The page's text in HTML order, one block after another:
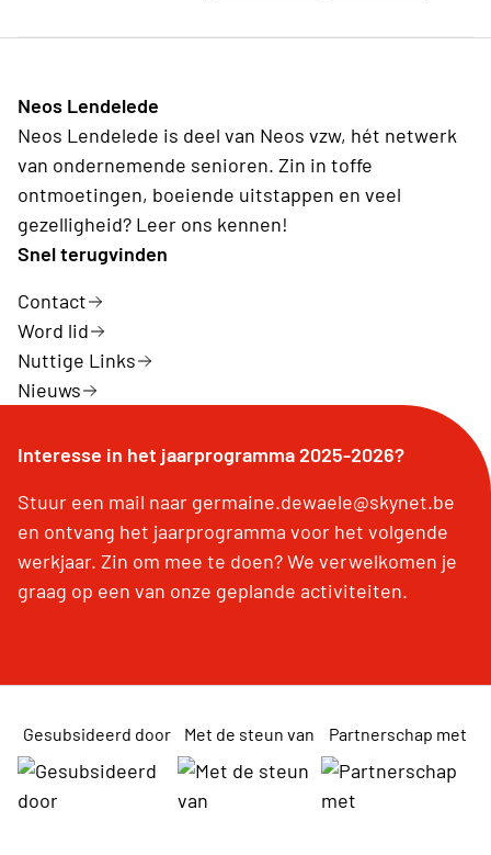
Neos Lendelede
Neos Lendelede is deel van Neos vzw, hét netwerk
van ondernemende senioren. Zin in toffe
ontmoetingen, boeiende uitstappen en veel
gezelligheid? Leer ons kennen!
Snel terugvinden
Contact
Word lid
Nuttige Links
Nieuws
Interesse in het jaarprogramma 2025-2026?
Stuur een mail naar germaine.dewaele@skynet.be
en ontvang het jaarprogramma voor het volgende
werkjaar. Zin om mee te doen? We verwelkomen je
graag op een van onze geplande activiteiten.
Gesubsideerd door Met de steun van Partnerschap met